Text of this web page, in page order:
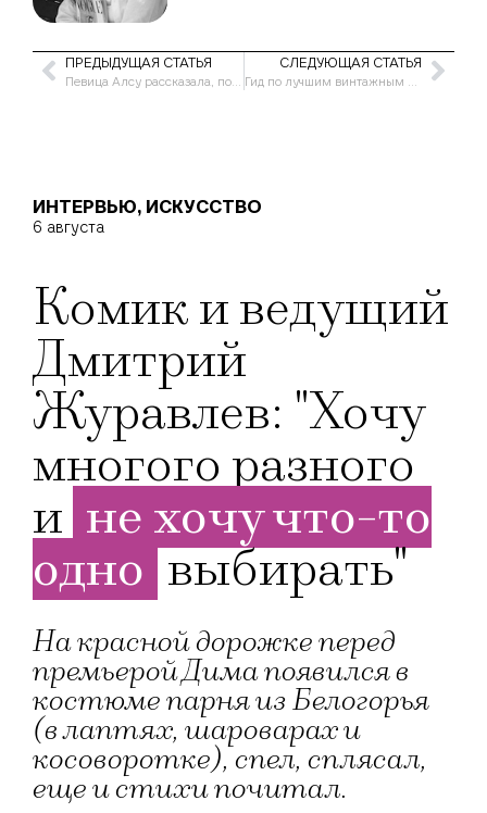
ПРЕДЫДУЩАЯ СТАТЬЯ
Певица Алсу рассказала, почему не ходит на свидания после развода
СЛЕДУЮЩАЯ СТАТЬЯ
Гид по лучшим винтажным магазинам Москвы и Санкт-Петербурга
ИНТЕРВЬЮ, ИСКУССТВО
6 августа
Комик и ведущий
Дмитрий
Журавлев: "Хочу
многого разного
и не хочу что-то
одно выбирать"
На красной дорожке перед
премьерой Дима появился в
костюме парня из Белогорья
(в лаптях, шароварах и
косоворотке), спел, сплясал,
еще и стихи почитал.